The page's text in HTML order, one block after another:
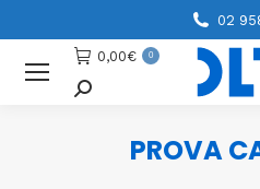
02
0,00€ 0
Cerca
PROVA